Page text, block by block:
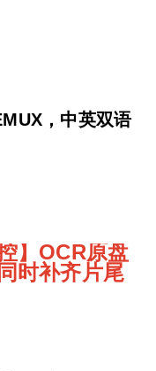
，中英双语
】OCR原盘
时补齐片尾